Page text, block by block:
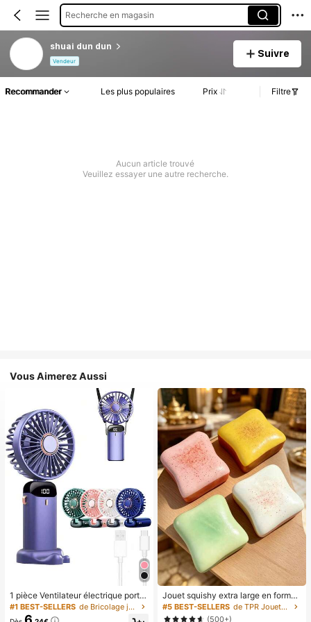
Recherche en magasin
shuai dun dun
Vendeur
Suivre
Recommander Les plus populaires Prix Filtre
Aucun article trouvé
Veuillez essayer une autre recherche.
Vous Aimerez Aussi
1 pièce Ventilateur électrique porta
ble mini, ventilateur portable rechar
geable USB, ventilateur de cou, ve
#1 BEST-SELLERS de Bricolage joyeux dans la cuisine Ustensiles et
Jouet squishy extra large en forme
de toast, jouet anti-stress super do
ux en beurre de toast, disponible en
#5 BEST-SELLERS
de TPR Jouets amusants et fantaisie pour adolescen
(500+)